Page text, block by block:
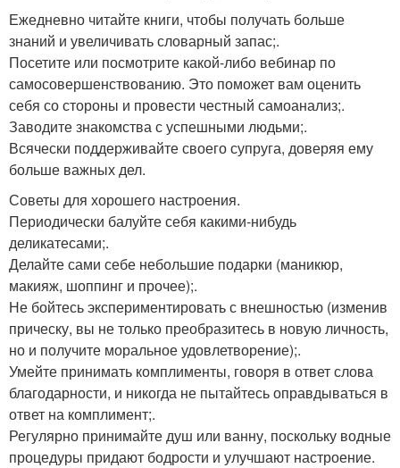
Ежедневно читайте книги, чтобы получать больше
знаний и увеличивать словарный запас;.
Посетите или посмотрите какой-либо вебинар по
самосовершенствованию. Это поможет вам оценить
себя со стороны и провести честный самоанализ;.
Заводите знакомства с успешными людьми;.
Всячески поддерживайте своего супруга, доверяя ему
больше важных дел.
Советы для хорошего настроения.
Периодически балуйте себя какими-нибудь
деликатесами;.
Делайте сами себе небольшие подарки (маникюр,
макияж, шоппинг и прочее);.
Не бойтесь экспериментировать с внешностью (изменив
прическу, вы не только преобразитесь в новую личность,
но и получите моральное удовлетворение);.
Умейте принимать комплименты, говоря в ответ слова
благодарности, и никогда не пытайтесь оправдываться в
ответ на комплимент;.
Регулярно принимайте душ или ванну, поскольку водные
процедуры придают бодрости и улучшают настроение.